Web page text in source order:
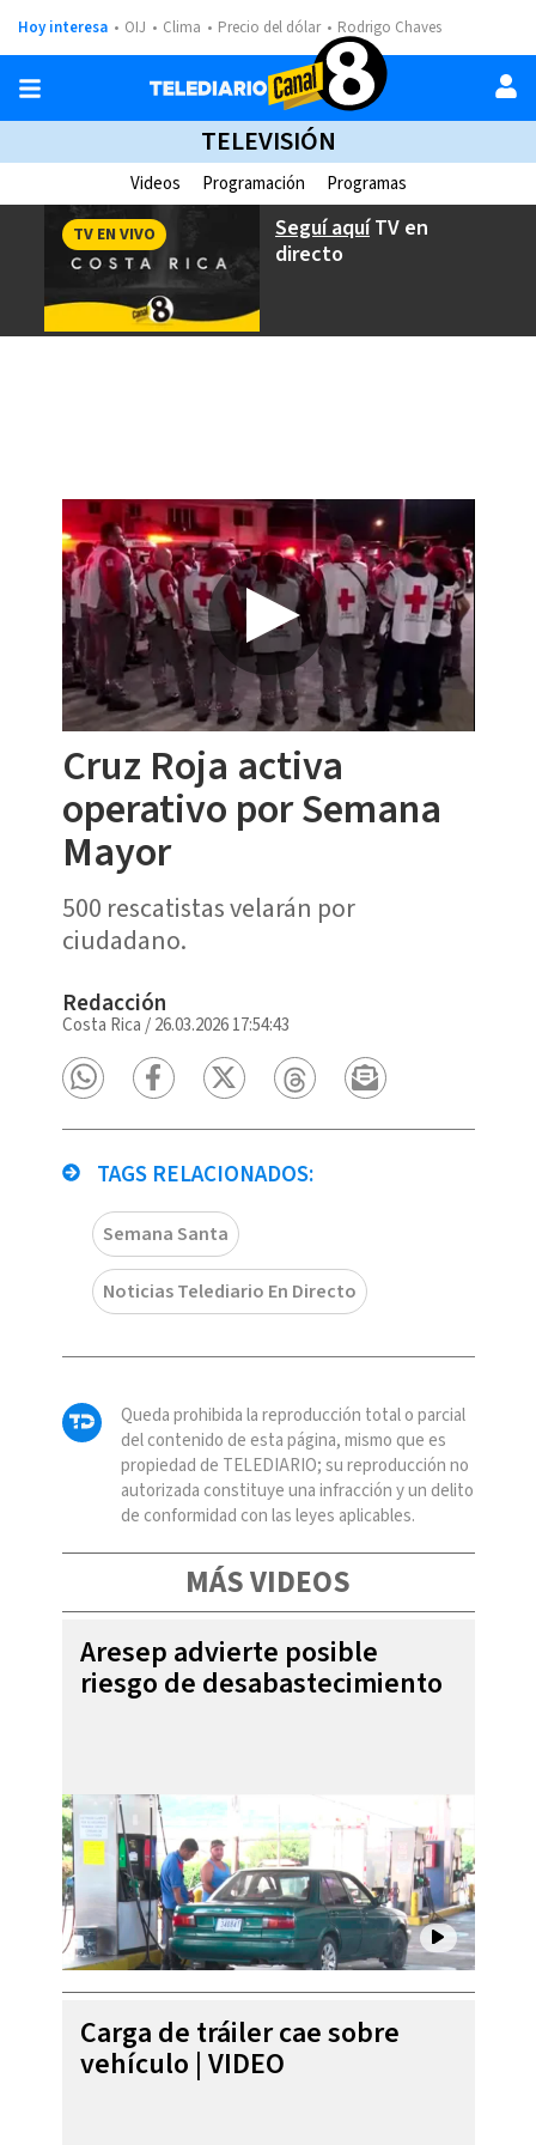
Hoy interesa OIJ Clima Precio del dólar Rodrigo Chaves
TELEVISIÓN
Videos Programación Programas
Seguí aquíTV en
directo
TV EN VIVO
Cruz Roja activa
operativo por Semana
Mayor
500 rescatistas velarán por
ciudadano.
Redacción
Costa Rica /26.03.2026 17:54:43
TAGS RELACIONADOS:
Semana Santa
Noticias Telediario En Directo
Queda prohibida la reproducción total o parcial
del contenido de esta página, mismo que es
propiedad de TELEDIARIO; su reproducción no
autorizada constituye una infracción y un delito
de conformidad con las leyes aplicables.
MÁS VIDEOS
Aresep advierte posible
riesgo de desabastecimiento
Carga de tráiler cae sobre
vehículo | VIDEO